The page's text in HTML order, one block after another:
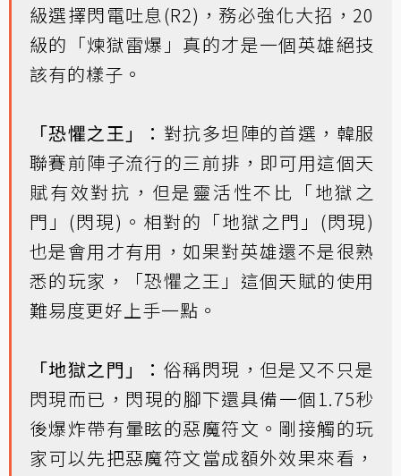
級選擇閃電吐息(R2)，務必強化大招，20
級的「煉獄雷爆」真的才是一個英雄絕技
該有的樣子。
「恐懼之王」： 對抗多坦陣的首選， 韓服
聯賽前陣子流行的三前排 ，即可用這個天
賦有效對抗，但是靈活性不比「地獄之
門」(閃現)。相對的「地獄之門」(閃現)
也是會用才有用，如果對英雄還不是很熟
悉的玩家，「恐懼之王」這個天賦的使用
難易度更好上手一點。
「地獄之門」： 俗稱閃現，但是又不只是
閃現而已，閃現的腳下還具備一個1.75秒
後爆炸帶有暈眩的惡魔符文。剛接觸的玩
家可以先把惡魔符文當成額外效果來看，